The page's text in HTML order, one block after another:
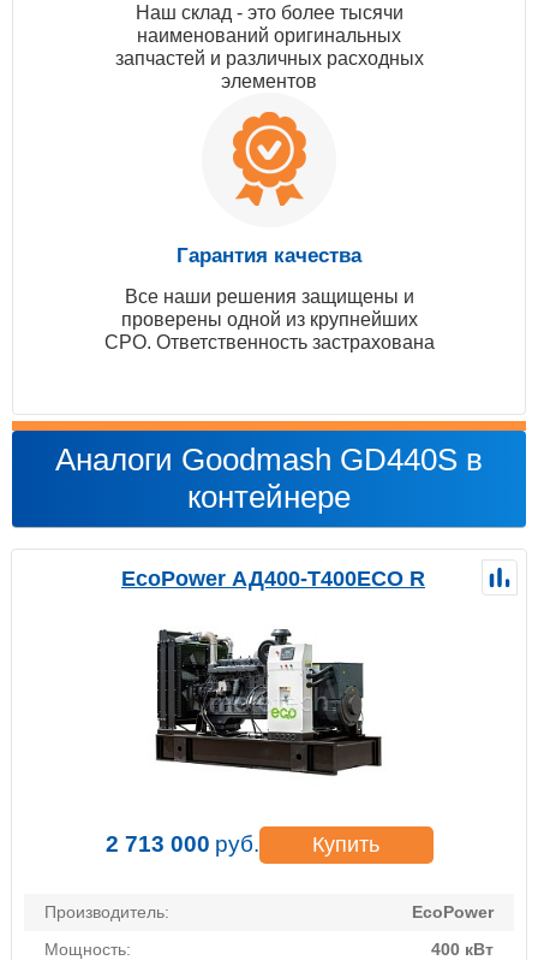
Наш склад - это более тысячи
наименований оригинальных
запчастей и различных расходных
элементов
Гарантия качества
Все наши решения защищены и
проверены одной из крупнейших
СРО. Ответственность застрахована
Аналоги Goodmash GD440S в
контейнере
EcoPower АД400-T400ECO R
2 713 000 руб. Купить
Производитель:
EcoPower
Мощность:
400 кВт